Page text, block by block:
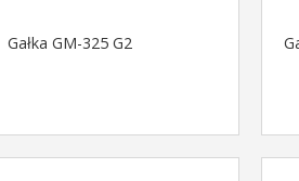
Gałka GM-325 G2